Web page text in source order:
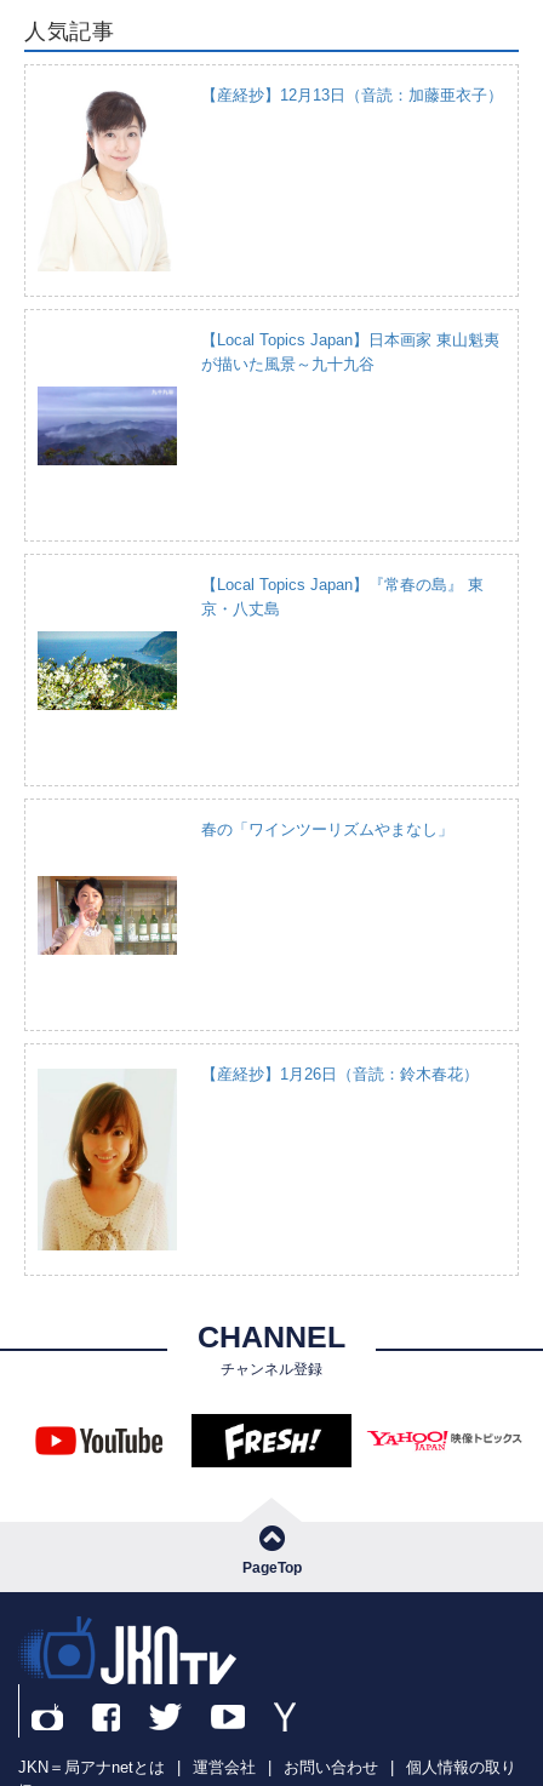
人気記事
【産経抄】12月13日（音読：加藤亜衣子）
【Local Topics Japan】日本画家 東山魁夷
が描いた風景～九十九谷
【Local Topics Japan】『常春の島』 東
京・八丈島
春の「ワインツーリズムやまなし」
【産経抄】1月26日（音読：鈴木春花）
CHANNEL
チャンネル登録
PageTop
JKN＝局アナnetとは 運営会社 お問い合わせ
個人情報の取り